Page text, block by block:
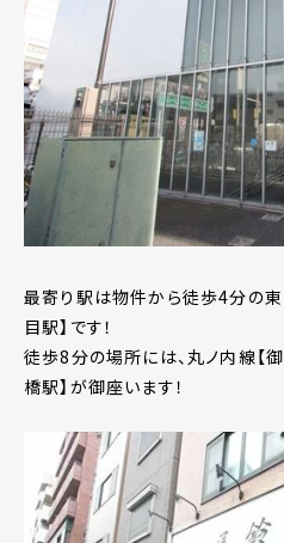
最寄り駅は物件から徒歩4分の東
目駅】です！
徒歩8分の場所には、丸ノ内線【
橋駅】が御座います！